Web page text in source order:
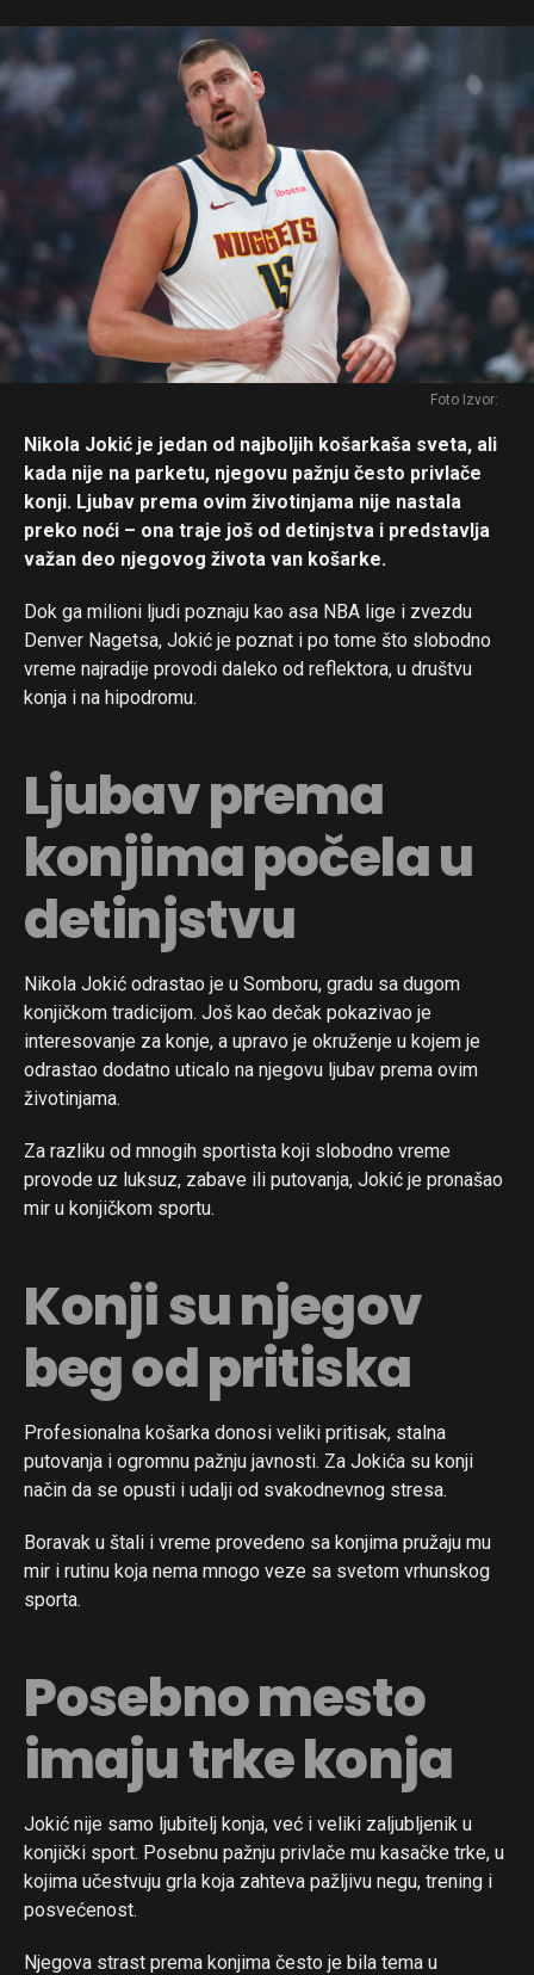
Foto Izvor:
Nikola Jokić je jedan od najboljih košarkaša sveta, ali
kada nije na parketu, njegovu pažnju često privlače
konji. Ljubav prema ovim životinjama nije nastala
preko noći – ona traje još od detinjstva i predstavlja
važan deo njegovog života van košarke.
Dok ga milioni ljudi poznaju kao asa NBA lige i zvezdu
Denver Nagetsa, Jokić je poznat i po tome što slobodno
vreme najradije provodi daleko od reflektora, u društvu
konja i na hipodromu.
Ljubav prema
konjima počela u
detinjstvu
Nikola Jokić odrastao je u Somboru, gradu sa dugom
konjičkom tradicijom. Još kao dečak pokazivao je
interesovanje za konje, a upravo je okruženje u kojem je
odrastao dodatno uticalo na njegovu ljubav prema ovim
životinjama.
Za razliku od mnogih sportista koji slobodno vreme
provode uz luksuz, zabave ili putovanja, Jokić je pronašao
mir u konjičkom sportu.
Konji su njegov
beg od pritiska
Profesionalna košarka donosi veliki pritisak, stalna
putovanja i ogromnu pažnju javnosti. Za Jokića su konji
način da se opusti i udalji od svakodnevnog stresa.
Boravak u štali i vreme provedeno sa konjima pružaju mu
mir i rutinu koja nema mnogo veze sa svetom vrhunskog
sporta.
Posebno mesto
imaju trke konja
Jokić nije samo ljubitelj konja, već i veliki zaljubljenik u
konjički sport. Posebnu pažnju privlače mu kasačke trke, u
kojima učestvuju grla koja zahteva pažljivu negu, trening i
posvećenost.
Njegova strast prema konjima često je bila tema u